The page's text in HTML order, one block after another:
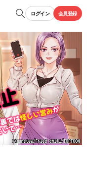
ログイン 会員登録